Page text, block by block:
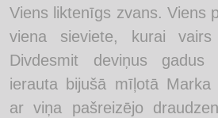
Viens liktenīgs zvans. Viens
viena sieviete, kurai
Divdesmit deviņus
ierauta bijušā mīļotā Marka
ar viņa pašreizējo